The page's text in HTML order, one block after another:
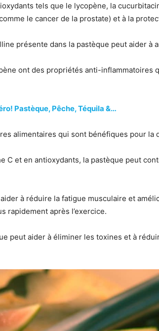
tels que le lycopène, la
le cancer de la prostate) et à la
présente dans la pastèque peut aider
ont des propriétés anti-inflammatoires
Pastèque, Pêche, Téquila &…
alimentaires qui sont bénéfiques pour
C et en antioxydants, la pastèque peut
à réduire la fatigue musculaire et
rapidement après l’exercice.
peut aider à éliminer les toxines et à